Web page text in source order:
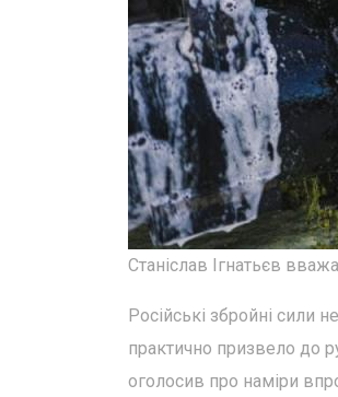
Станіслав Ігнатьєв
Російські збройні сили
практично призвело до
оголосив про наміри